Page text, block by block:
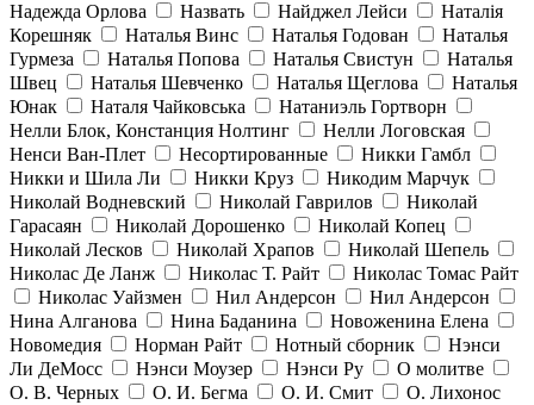
Надежда Орлова
Назвать Найджел Лейси
Наталія
Корешняк
Наталья Винс Наталья Годован
Наталья
Гурмеза
Наталья Попова Наталья Свистун
Наталья
Швец
Наталья Шевченко Наталья Щеглова
Наталья
Юнак
Наталя Чайковська
Натаниэль Гортворн
Нелли Блок, Констанция Нолтинг
Нелли Логовская
Ненси Ван-Плет
Несортированные
Никки Гамбл
Никки и Шила Ли
Никки Круз
Никодим Марчук
Николай Водневский
Николай Гаврилов
Николай
Гарасаян
Николай Дорошенко
Николай Копец
Николай Лесков
Николай Храпов
Николай Шепель
Николас Де Ланж
Николас Т. Райт
Николас Томас Райт
Николас Уайзмен
Нил Андерсон
Нил Андерсон
Нина Алганова
Нина Баданина
Новоженина Елена
Новомедия
Норман Райт Нотный сборник
Нэнси
Ли ДеМосс
Нэнси Моузер Нэнси Ру
О молитве
О. В. Черных
О. И. Бегма О. И. Смит
О. Лихонос